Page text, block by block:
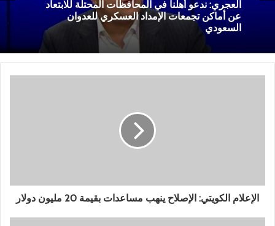
العجري: ندعو أهلنا في المحافظات المحتلة للابتعاد
عن أماكن تجمعات الإمداد العسكري للعدوان
السعودي
الإعلام الكويتي: الإصلاح ينهب مساعدات بقيمة 20 مليون دولار